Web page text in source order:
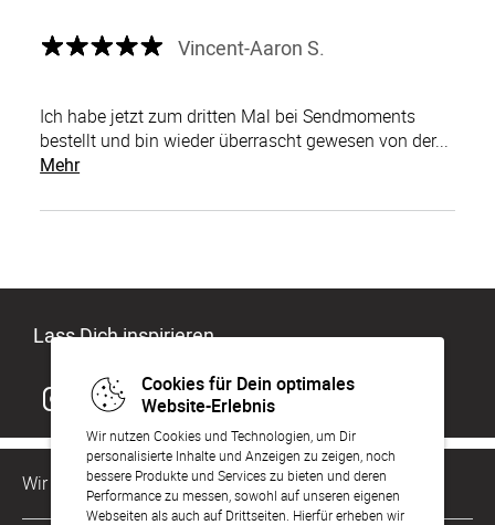
Cookies für Dein optimales
Website-Erlebnis
Wir nutzen Cookies und Technologien, um Dir
personalisierte Inhalte und Anzeigen zu zeigen, noch
bessere Produkte und Services zu bieten und deren
Performance zu messen, sowohl auf unseren eigenen
Webseiten als auch auf Drittseiten. Hierfür erheben wir
Vincent-Aaron S.
Ich habe jetzt zum dritten Mal bei Sendmoments
bestellt und bin wieder überrascht gewesen von der...
Mehr
Lass Dich inspirieren
Wir sind für Dich da